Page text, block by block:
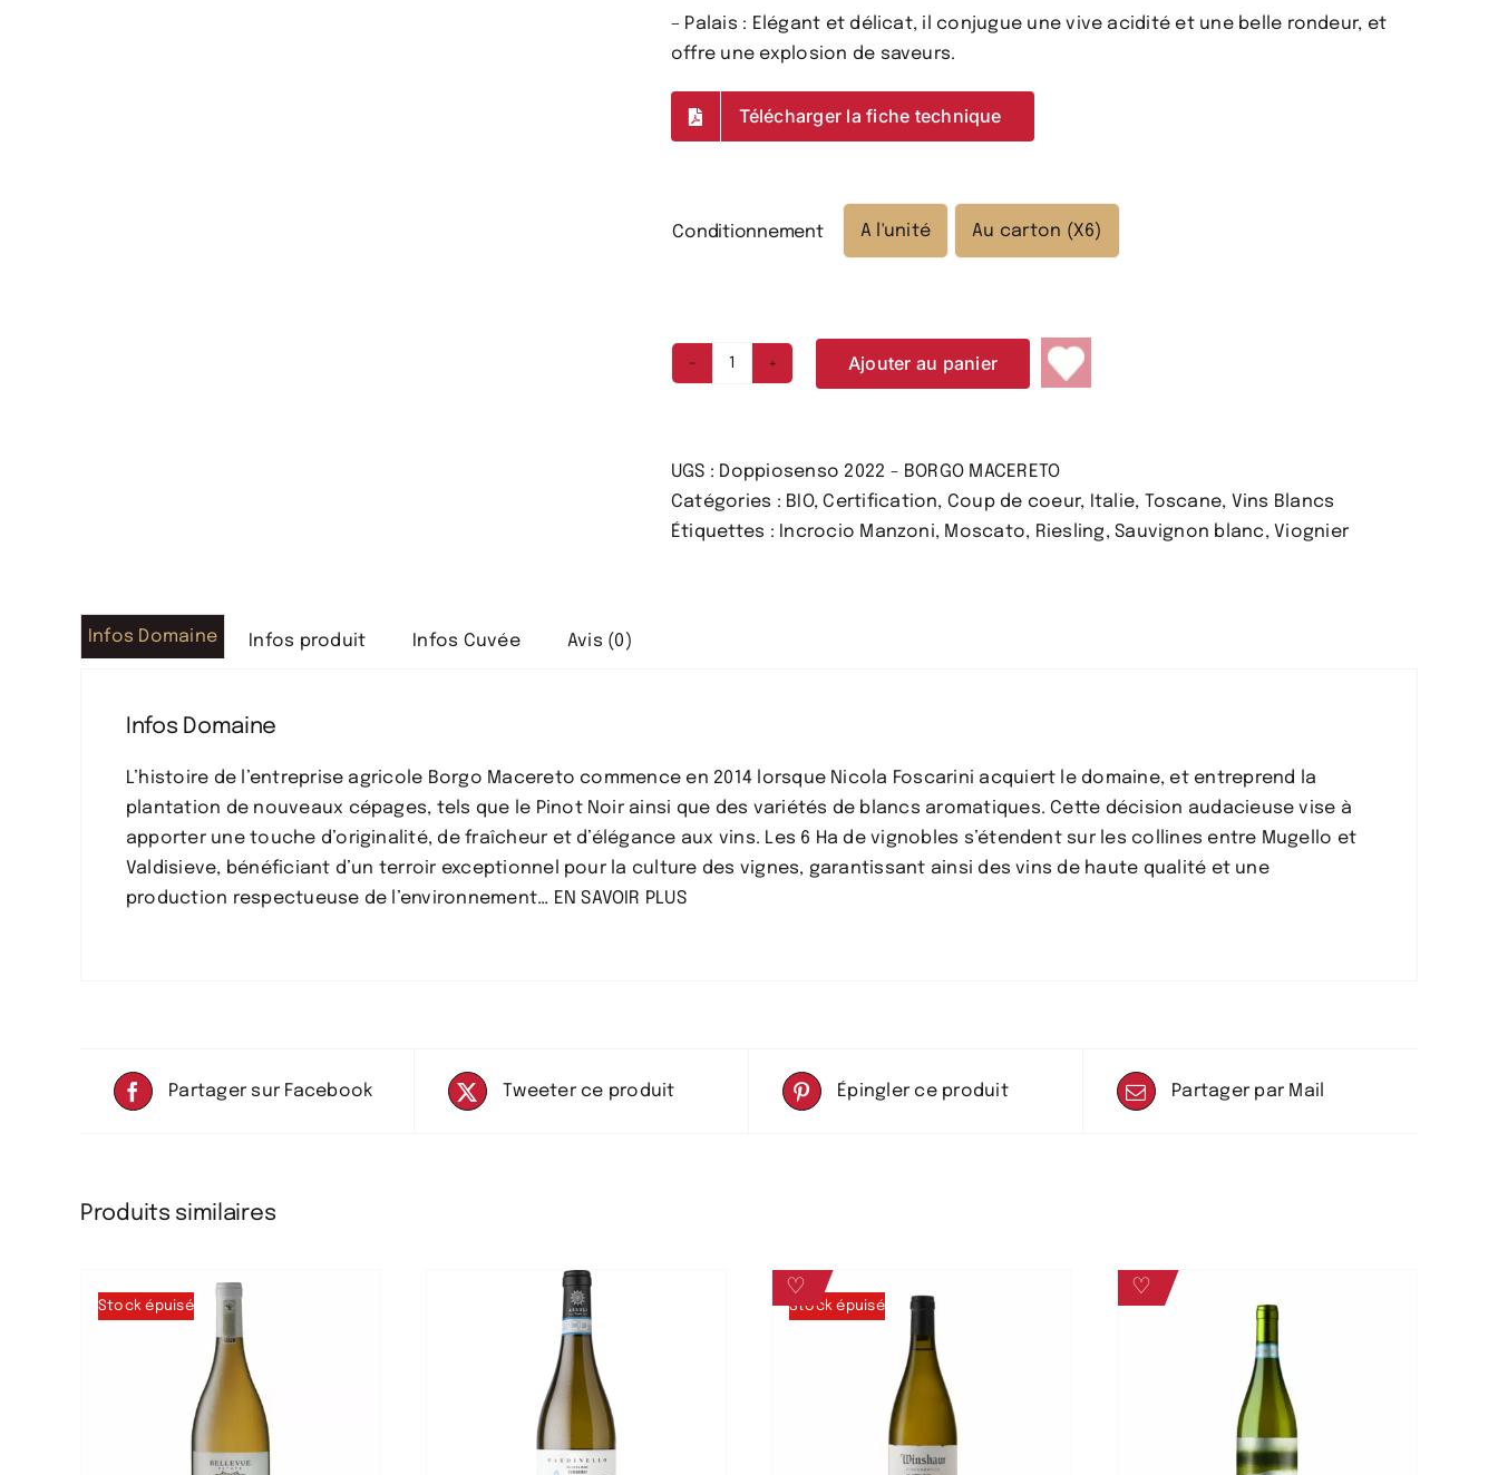
– Palais : Elégant et délicat, il conjugue une vive acidité et une belle rondeur, et
offre une explosion de saveurs.
Télécharger la fiche technique
Conditionnement
 A l'unité Au carton (X6)
quantité
2022
-
BORGO
Ajouter au panier
UGS : Doppiosenso 2022 - BORGO MACERETO
Catégories : BIO,Certification, Coup de coeur, Italie, Toscane, Vins Blancs
Étiquettes : Incrocio Manzoni, Moscato, Riesling,Sauvignon blanc, Viognier
Infos Domaine Infos produit Infos Cuvée Avis (0)
Infos Domaine
L’histoire de l’entreprise agricole Borgo Macereto commence en 2014 lorsque Nicola Foscarini acquiert le domaine, et entreprend la
plantation de nouveaux cépages, tels que le Pinot Noir ainsi que des variétés de blancs aromatiques. Cette décision audacieuse vise à
apporter une touche d’originalité, de fraîcheur et d’élégance aux vins. Les 6 Ha de vignobles s’étendent sur les collines entre Mugello et
Valdisieve, bénéficiant d’un terroir exceptionnel pour la culture des vignes, garantissant ainsi des vins de haute qualité et une
production respectueuse de l’environnement… EN SAVOIR PLUS
Partager sur Facebook Tweeter ce produit Épingler ce produit Partager par Mail
Produits similaires
Stock épuisé Stock épuisé
♡ ♡